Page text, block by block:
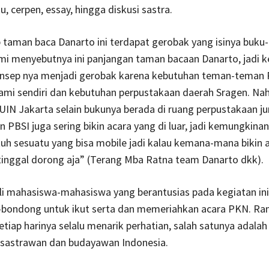
cerpen, essay, hingga diskusi sastra.
taman baca Danarto ini terdapat gerobak yang isinya
menyebutnya ini panjangan taman bacaan Danarto, jadi
nya menjadi gerobak karena kebutuhan teman-teman
sendiri dan kebutuhan perpustakaan daerah Sragen.
Jakarta selain bukunya berada di ruang perpustakaan
PBSI juga sering bikin acara yang di luar, jadi
sesuatu yang bisa mobile jadi kalau kemana-mana bikin
dorong aja” (Terang Mba Ratna team Danarto dkk).
mahasiswa-mahasiswa yang berantusias pada kegiatan
untuk ikut serta dan memeriahkan acara PKN.
harinya selalu menarik perhatian, salah satunya adalah
dan budayawan Indonesia.